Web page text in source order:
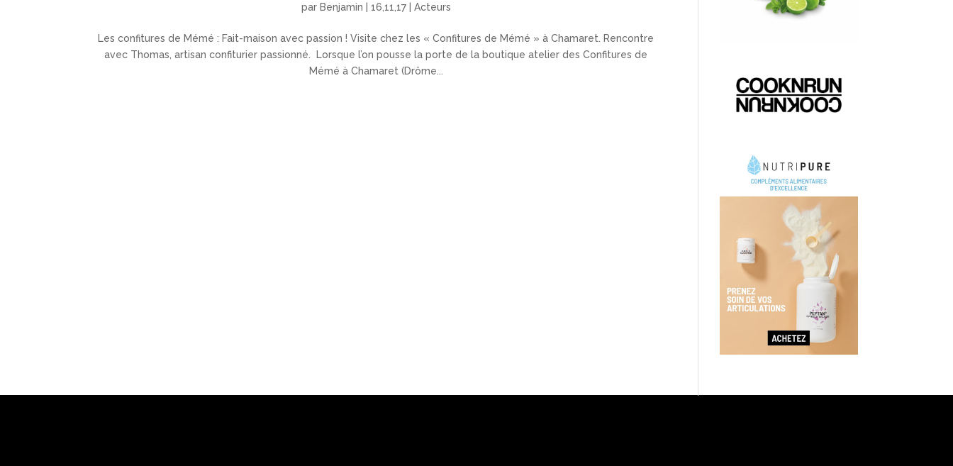
par Benjamin 16,11,17| Acteurs
Les confitures de Mémé : Fait-maison avec passion ! Visite chez les « Confitures de Mémé » à Chamaret. Rencontre
avec Thomas, artisan confiturier passionné. Lorsque l’on pousse la porte de la boutique atelier des Confitures de
Mémé à Chamaret (Drôme...